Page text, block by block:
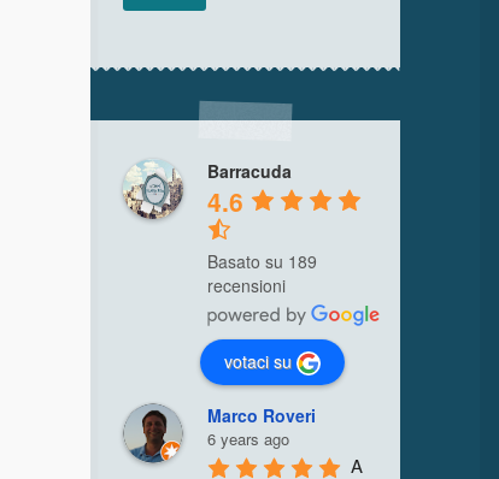
Barracuda
4.6
Basato su 189
recensioni
votaci su
Marco Roveri
6 years ago
A